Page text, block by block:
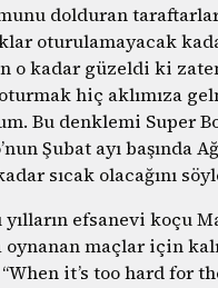
dolduran
oturulamayacak
o kadar güzeldi ki
hiç aklımıza
Bu denklemi Super
Şubat ayı başında
sıcak olacağını
yılların efsanevi koçu
maçlar için
it’s too hard for